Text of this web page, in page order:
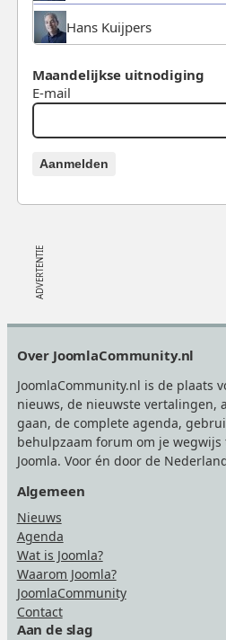
Hans Kuijpers
Maandelijkse uitnodiging
E-mail
Aanmelden
Over JoomlaCommunity.nl
JoomlaCommunity.nl is de plaats
nieuws, de nieuwste vertalingen,
gaan, de complete agenda,
behulpzaam forum om je
Joomla. Voor én door de
Algemeen
Nieuws
Agenda
Wat is Joomla?
Waarom Joomla?
JoomlaCommunity
Contact
Aan de slag